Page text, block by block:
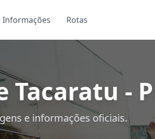
Informações Rotas
-
e informações oficiais.